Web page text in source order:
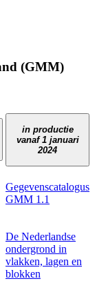
(GMM)
in productie
vanaf 1 januari
2024
Gegevenscatalogus
GMM 1.1
De Nederlandse
ondergrond in
vlakken, lagen en
blokken